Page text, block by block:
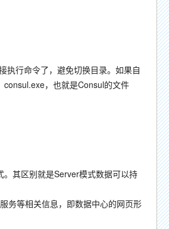
执行命令了，避免切换目录。如果自
consul.exe，也就是Consul的文件
其区别就是Server模式数据可以持
务等相关信息，即数据中心的网页形